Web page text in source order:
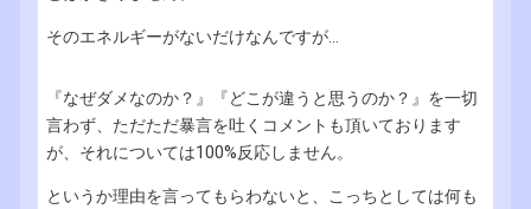
そのエネルギーがないだけなんですが...
『なぜダメなのか？』『どこが違うと思うのか？』を一切
言わず、ただただ暴言を吐くコメントも頂いております
が、それについては100%反応しません。
というか理由を言ってもらわないと、こっちとしては何も